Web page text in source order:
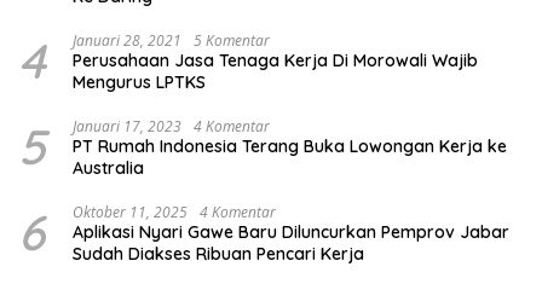
4 Januari 28, 2021 5 Komentar
Perusahaan Jasa Tenaga Kerja Di Morowali Wajib
Mengurus LPTKS
5 Januari 17, 2023 4 Komentar
PT Rumah Indonesia Terang Buka Lowongan Kerja ke
Australia
6 Oktober 11, 2025 4 Komentar
Aplikasi Nyari Gawe Baru Diluncurkan Pemprov Jabar
Sudah Diakses Ribuan Pencari Kerja